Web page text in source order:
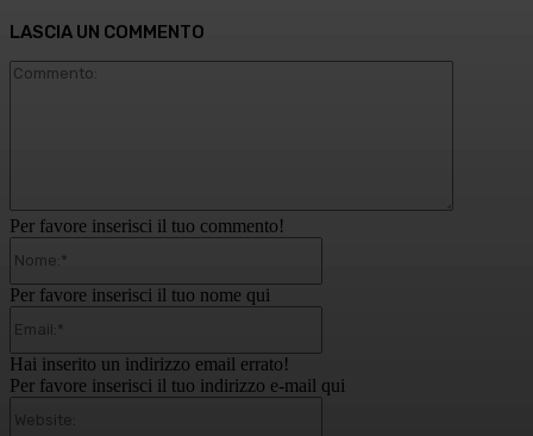
LASCIA UN COMMENTO
Per favore inserisci il tuo commento!
Per favore inserisci il tuo nome qui
Hai inserito un indirizzo email errato!
Per favore inserisci il tuo indirizzo e-mail qui